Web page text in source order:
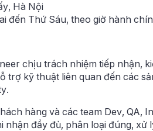
Hà Nội
đến Thứ Sáu, theo giờ hành
chịu trách nhiệm tiếp nhận,
trợ kỹ thuật liên quan đến các
hàng và các team Dev, QA,
nhận đầy đủ, phân loại đúng, xử